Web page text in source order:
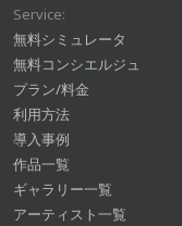
Service:
無料シミュレータ
無料コンシエルジュ
プラン/料金
利用方法
導入事例
作品一覧
ギャラリー一覧
アーティスト一覧